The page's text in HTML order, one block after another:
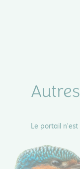
Le portail